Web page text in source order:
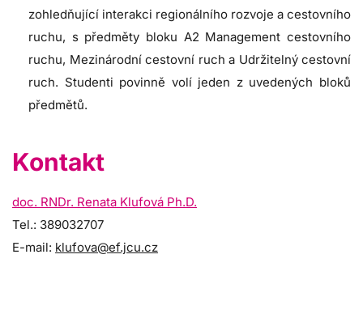
zohledňující interakci regionálního rozvoje a cestovního
ruchu, s předměty bloku A2 Management cestovního
ruchu, Mezinárodní cestovní ruch a Udržitelný cestovní
ruch. Studenti povinně volí jeden z uvedených bloků
předmětů.
Kontakt
doc. RNDr. Renata Klufová Ph.D.
Tel.: 389032707
E-mail: klufova@ef.jcu.cz